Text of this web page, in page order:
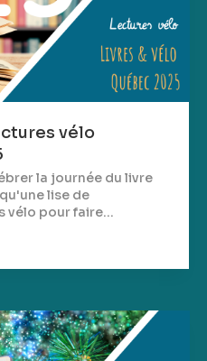
vélo
la journée du livre
lise de
vélo pour faire...